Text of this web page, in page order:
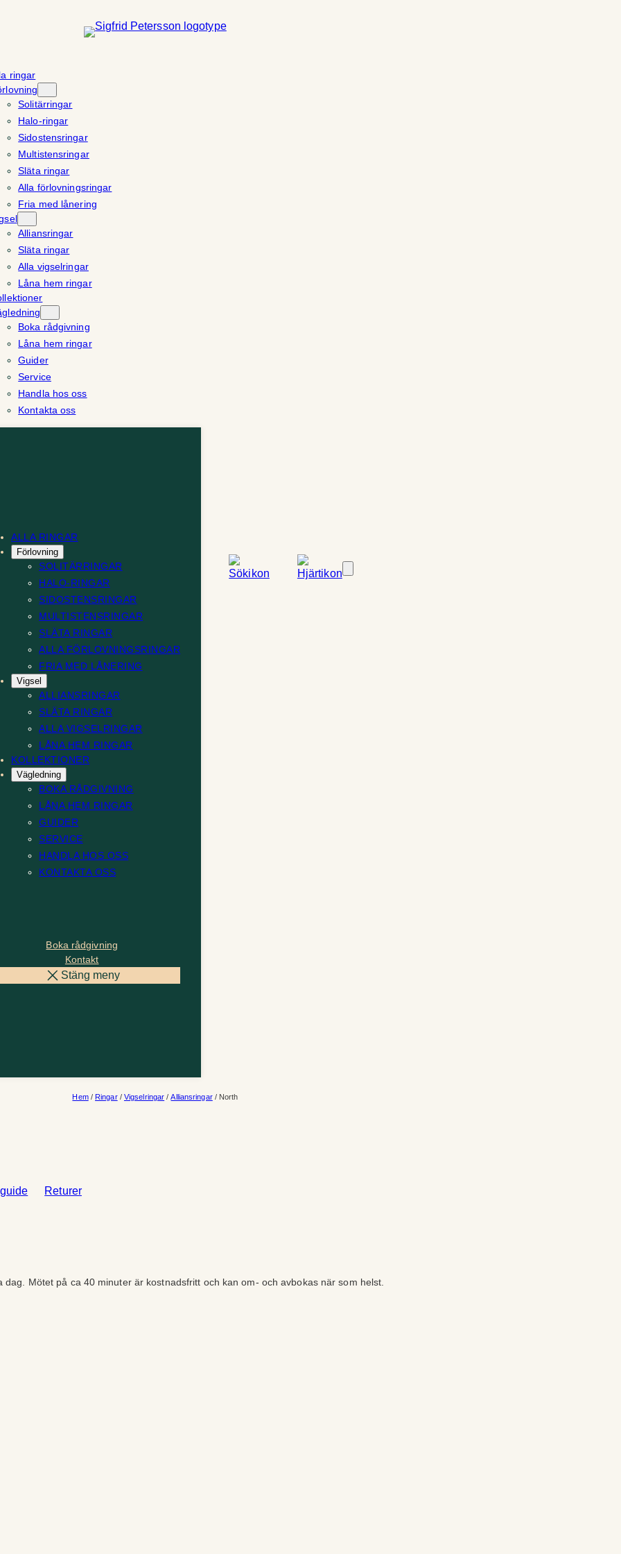
ringar
Solitärringar
Halo-ringar
Sidostensringar
Multistensringar
Släta ringar
Alla förlovningsringar
Fria med lånering
Alliansringar
Släta ringar
Alla vigselringar
Låna hem ringar
Boka rådgivning
Låna hem ringar
Guider
Service
Handla hos oss
Kontakta oss
ALLA RINGAR
Förlovning
SOLITÄRRINGAR
HALO-RINGAR
SIDOSTENSRINGAR
MULTISTENSRINGAR
SLÄTA RINGAR
ALLA FÖRLOVNINGSRINGAR
FRIA MED LÅNERING
Vigsel
ALLIANSRINGAR
SLÄTA RINGAR
ALLA VIGSELRINGAR
LÅNA HEM RINGAR
KOLLEKTIONER
Vägledning
BOKA RÅDGIVNING
LÅNA HEM RINGAR
GUIDER
SERVICE
HANDLA HOS OSS
KONTAKTA OSS
Boka rådgivning
Kontakt
Stäng meny
Hem/Ringar/ Vigselringar /Alliansringar/ North
Returer
Mötet på ca 40 minuter är kostnadsfritt och kan om- och avbokas när som helst.